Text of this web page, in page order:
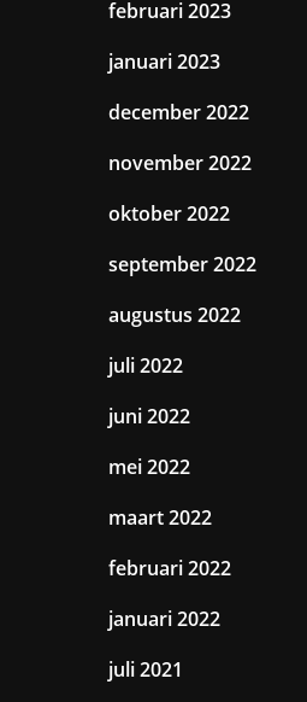
februari 2023
januari 2023
december 2022
november 2022
oktober 2022
september 2022
augustus 2022
juli 2022
juni 2022
mei 2022
maart 2022
februari 2022
januari 2022
juli 2021